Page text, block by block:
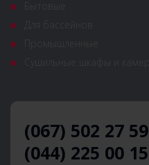
(067) 502 27 59
(044) 225 00 15